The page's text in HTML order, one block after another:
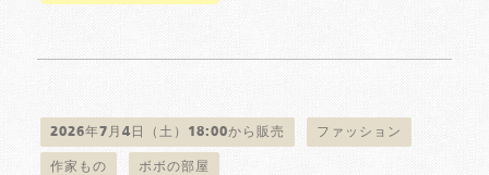
2026年7月4日（土）18:00から販売 ファッション
作家もの ボボの部屋